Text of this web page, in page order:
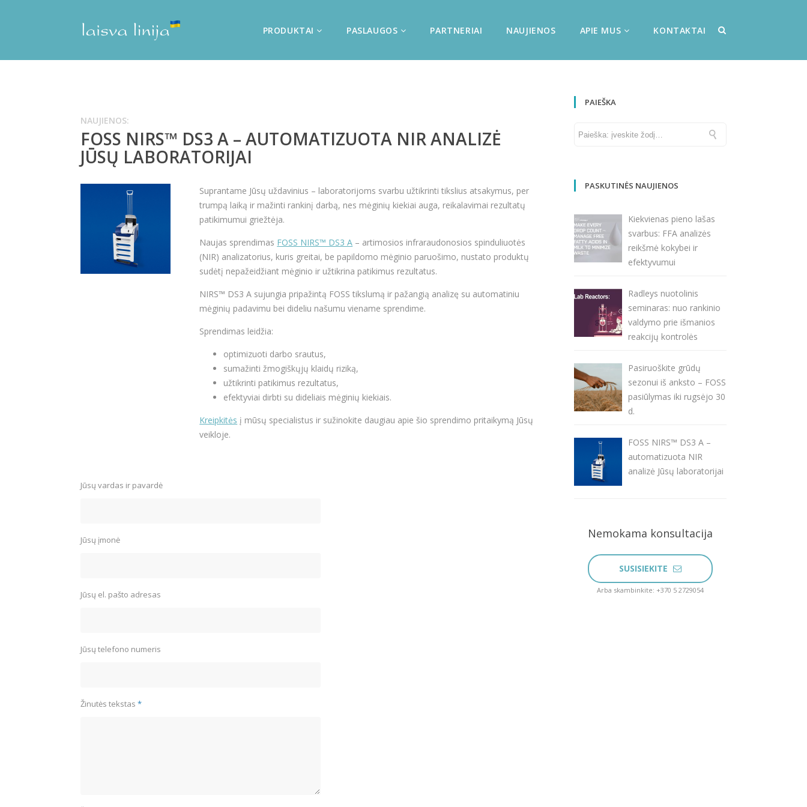
PRODUKTAI PASLAUGOS PARTNERIAI NAUJIENOS APIE MUS KONTAKTAI
NAUJIENOS:
FOSS NIRS™ DS3 A – AUTOMATIZUOTA NIR ANALIZĖ
JŪSŲ LABORATORIJAI
Suprantame Jūsų uždavinius – laboratorijoms svarbu užtikrinti tikslius atsakymus, per
trumpą laiką ir mažinti rankinį darbą, nes mėginių kiekiai auga, reikalavimai rezultatų
patikimumui griežtėja.
Naujas sprendimas FOSS NIRS™ DS3 A – artimosios infraraudonosios spinduliuotės
(NIR) analizatorius, kuris greitai, be papildomo mėginio paruošimo, nustato produktų
sudėtį nepažeidžiant mėginio ir užtikrina patikimus rezultatus.
NIRS™ DS3 A sujungia pripažintą FOSS tikslumą ir pažangią analizę su automatiniu
mėginių padavimu bei dideliu našumu viename sprendime.
Sprendimas leidžia:
optimizuoti darbo srautus,
sumažinti žmogiškųjų klaidų riziką,
užtikrinti patikimus rezultatus,
efektyviai dirbti su dideliais mėginių kiekiais.
Kreipkitės į mūsų specialistus ir sužinokite daugiau apie šio sprendimo pritaikymą Jūsų
veikloje.
Jūsų vardas ir pavardė
Jūsų įmonė
Jūsų el. pašto adresas
Jūsų telefono numeris
Žinutės tekstas*
PAIEŠKA
PASKUTINĖS NAUJIENOS
Kiekvienas pieno lašas
svarbus: FFA analizės
reikšmė kokybei ir
efektyvumui
Radleys nuotolinis
seminaras: nuo rankinio
valdymo prie išmanios
reakcijų kontrolės
Pasiruoškite grūdų
sezonui iš anksto – FOSS
pasiūlymas iki rugsėjo 30
d.
FOSS NIRS™ DS3 A –
automatizuota NIR
analizė Jūsų laboratorijai
Nemokama konsultacija
SUSISIEKITE
Arba skambinkite: +370 5 2729054